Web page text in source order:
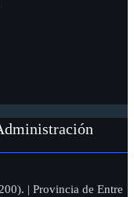
| Provincia de Entre